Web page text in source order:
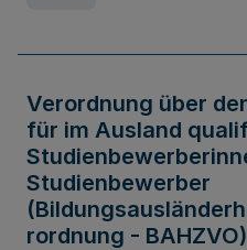
Verordnung über
für im Ausland
Studienbewerber
rordnung - BAHZVO)